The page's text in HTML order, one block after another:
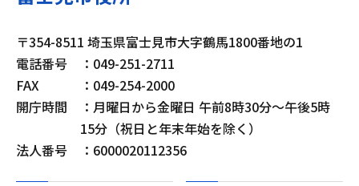
〒354-8511 埼玉県富士見市大字鶴馬1800番地の1
電話番号
：049-251-2711
FAX
：049-254-2000
開庁時間
：月曜日から金曜日 午前8時30分～午後5時
15分（祝日と年末年始を除く）
法人番号
：6000020112356